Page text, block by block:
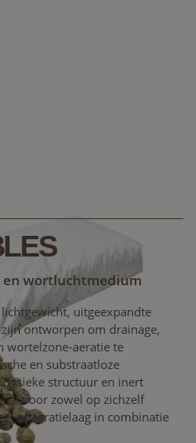
en wortluchtmedium
uitgeexpandte
ontworpen om drainage,
wortelzone-aeratie te
en substraatloze
fysieke structuur en inert
voor zowel op zichzelf
of aeratielaag in combinatie